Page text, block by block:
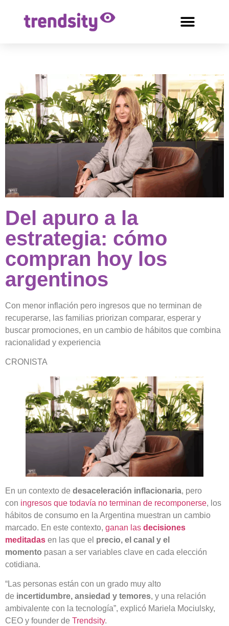
Del apuro a la
estrategia: cómo
compran hoy los
argentinos
Con menor inflación pero ingresos que no terminan de
recuperarse, las familias priorizan comparar, esperar y
buscar promociones, en un cambio de hábitos que combina
racionalidad y experiencia
CRONISTA
En un contexto de desaceleración inflacionaria, pero
con ingresos que todavía no terminan de recomponerse, los
hábitos de consumo en la Argentina muestran un cambio
marcado. En este contexto, ganan las decisiones
meditadas en las que el precio, el canal y el
momento pasan a ser variables clave en cada elección
cotidiana.
“Las personas están con un grado muy alto
de incertidumbre, ansiedad y temores, y una relación
ambivalente con la tecnología”, explicó Mariela Mociulsky,
CEO y founder de Trendsity.